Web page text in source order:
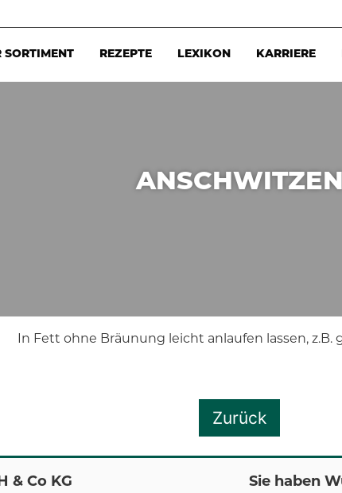
SORTIMENT REZEPTE LEXIKON KARRIERE
ANSCHWITZEN
In Fett ohne Bräunung leicht anlaufen lassen, z.B.
Zurück
& Co KG
Sie haben